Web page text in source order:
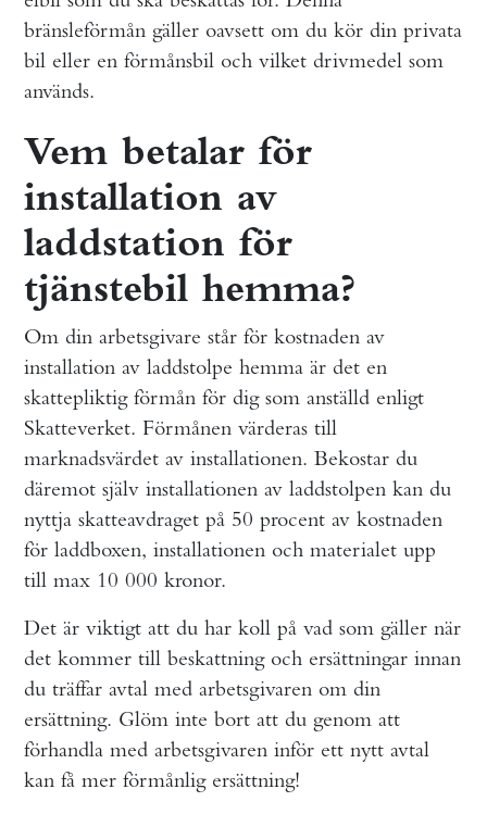
bränsleförmån gäller oavsett om du kör din privata
bil eller en förmånsbil och vilket drivmedel som
används.
Vem betalar för
installation av
laddstation för
tjänstebil hemma?
Om din arbetsgivare står för kostnaden av
installation av laddstolpe hemma är det en
skattepliktig förmån för dig som anställd enligt
Skatteverket. Förmånen värderas till
marknadsvärdet av installationen. Bekostar du
däremot själv installationen av laddstolpen kan du
nyttja skatteavdraget på 50 procent av kostnaden
för laddboxen, installationen och materialet upp
till max 10 000 kronor.
Det är viktigt att du har koll på vad som gäller när
det kommer till beskattning och ersättningar innan
du träffar avtal med arbetsgivaren om din
ersättning. Glöm inte bort att du genom att
förhandla med arbetsgivaren inför ett nytt avtal
kan få mer förmånlig ersättning!